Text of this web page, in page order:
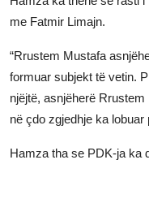
me Fatmir Limajn.
“Rrustem Mustafa
formuar subjekt të vetin.
njëjtë, asnjëherë
në çdo zgjedhje ka lobuar
Hamza tha se PDK-ja ka